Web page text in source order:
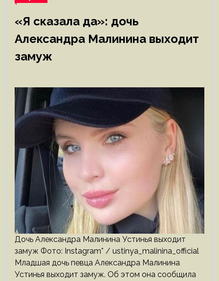
«Я сказала да»: дочь
Александра Малинина выходит
замуж
Дочь Александра Малинина Устинья выходит
замуж Фото: Instagram* / ustinya_malinina_official
Младшая дочь певца Александра Малинина
Устинья выходит замуж. Об этом она сообщила